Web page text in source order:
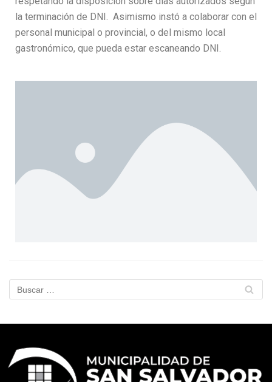
la terminación de DNI. Asimismo instó a colaborar con el
personal municipal o provincial, o del mismo local
gastronómico, que pueda estar escaneando DNI.